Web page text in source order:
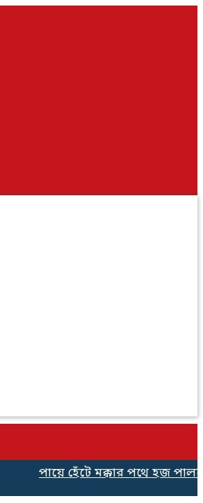
পায়ে হেঁটে মক্কার পথে হজ